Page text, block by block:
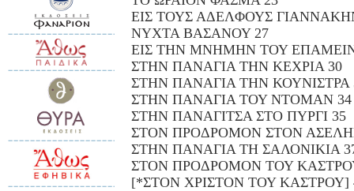
ΕΙΣ ΤΟΥΣ ΑΔΕΛΦΟΥΣ
ΝΥΧΤΑ ΒΑΣΑΝΟΥ 27
ΕΙΣ ΤΗΝ ΜΝΗΜΗΝ ΤΟΥ
ΣΤΗΝ ΠΑΝΑΓΙΑ ΤΗΝ ΚΕΧΡΙΑ 30
ΣΤΗΝ ΠΑΝΑΓΙΑ ΤΗΝ ΚΟΥΝΙΣΤΡΑ
ΣΤΗΝ ΠΑΝΑΓΙΑ ΤΟΥ ΝΤΟΜΑΝ 34
ΣΤΗΝ ΠΑΝΑΓΙΤΣΑ ΣΤΟ ΠΥΡΓΙ 35
ΣΤΟΝ ΠΡΟΔΡΟΜΟΝ ΣΤΟΝ
ΣΤΗΝ ΠΑΝΑΓΙΑ ΤΗ ΣΑΛΟΝΙΚΙΑ
ΣΤΟΝ ΠΡΟΔΡΟΜΟΝ ΤΟΥ
[*ΣΤΟΝ ΧΡΙΣΤΟΝ ΤΟΥ ΚΑΣΤΡΟΥ]